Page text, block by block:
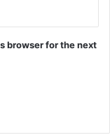
browser for the next